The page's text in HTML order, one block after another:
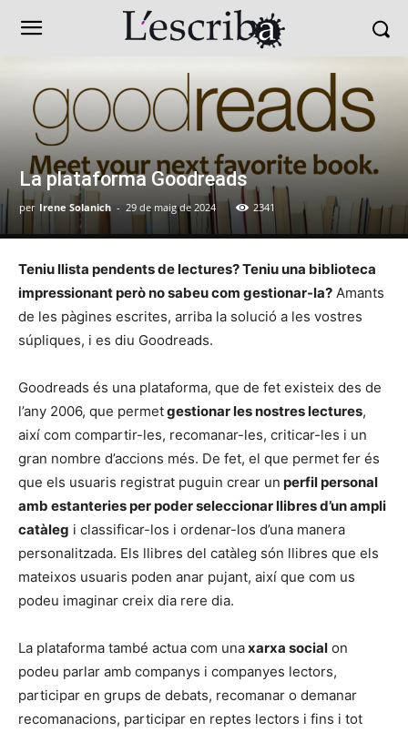
La plataforma Goodreads
per Irene Solanich - 29 de maig de 2024 2341
Teniu llista pendents de lectures? Teniu una biblioteca
impressionant però no sabeu com gestionar-la? Amants
de les pàgines escrites, arriba la solució a les vostres
súpliques, i es diu Goodreads.
Goodreads és una plataforma, que de fet existeix des de
l’any 2006, que permetgestionar les nostres lectures,
així com compartir-les, recomanar-les, criticar-les i un
gran nombre d’accions més. De fet, el que permet fer és
que els usuaris registrat puguin crear un perfil personal
amb estanteries per poder seleccionar llibres d’un ampli
catàleg i classificar-los i ordenar-los d’una manera
personalitzada. Els llibres del catàleg són llibres que els
mateixos usuaris poden anar pujant, així que com us
podeu imaginar creix dia rere dia.
La plataforma també actua com unaxarxa social on
podeu parlar amb companys i companyes lectors,
participar en grups de debats, recomanar o demanar
recomanacions, participar en reptes lectors i fins i tot